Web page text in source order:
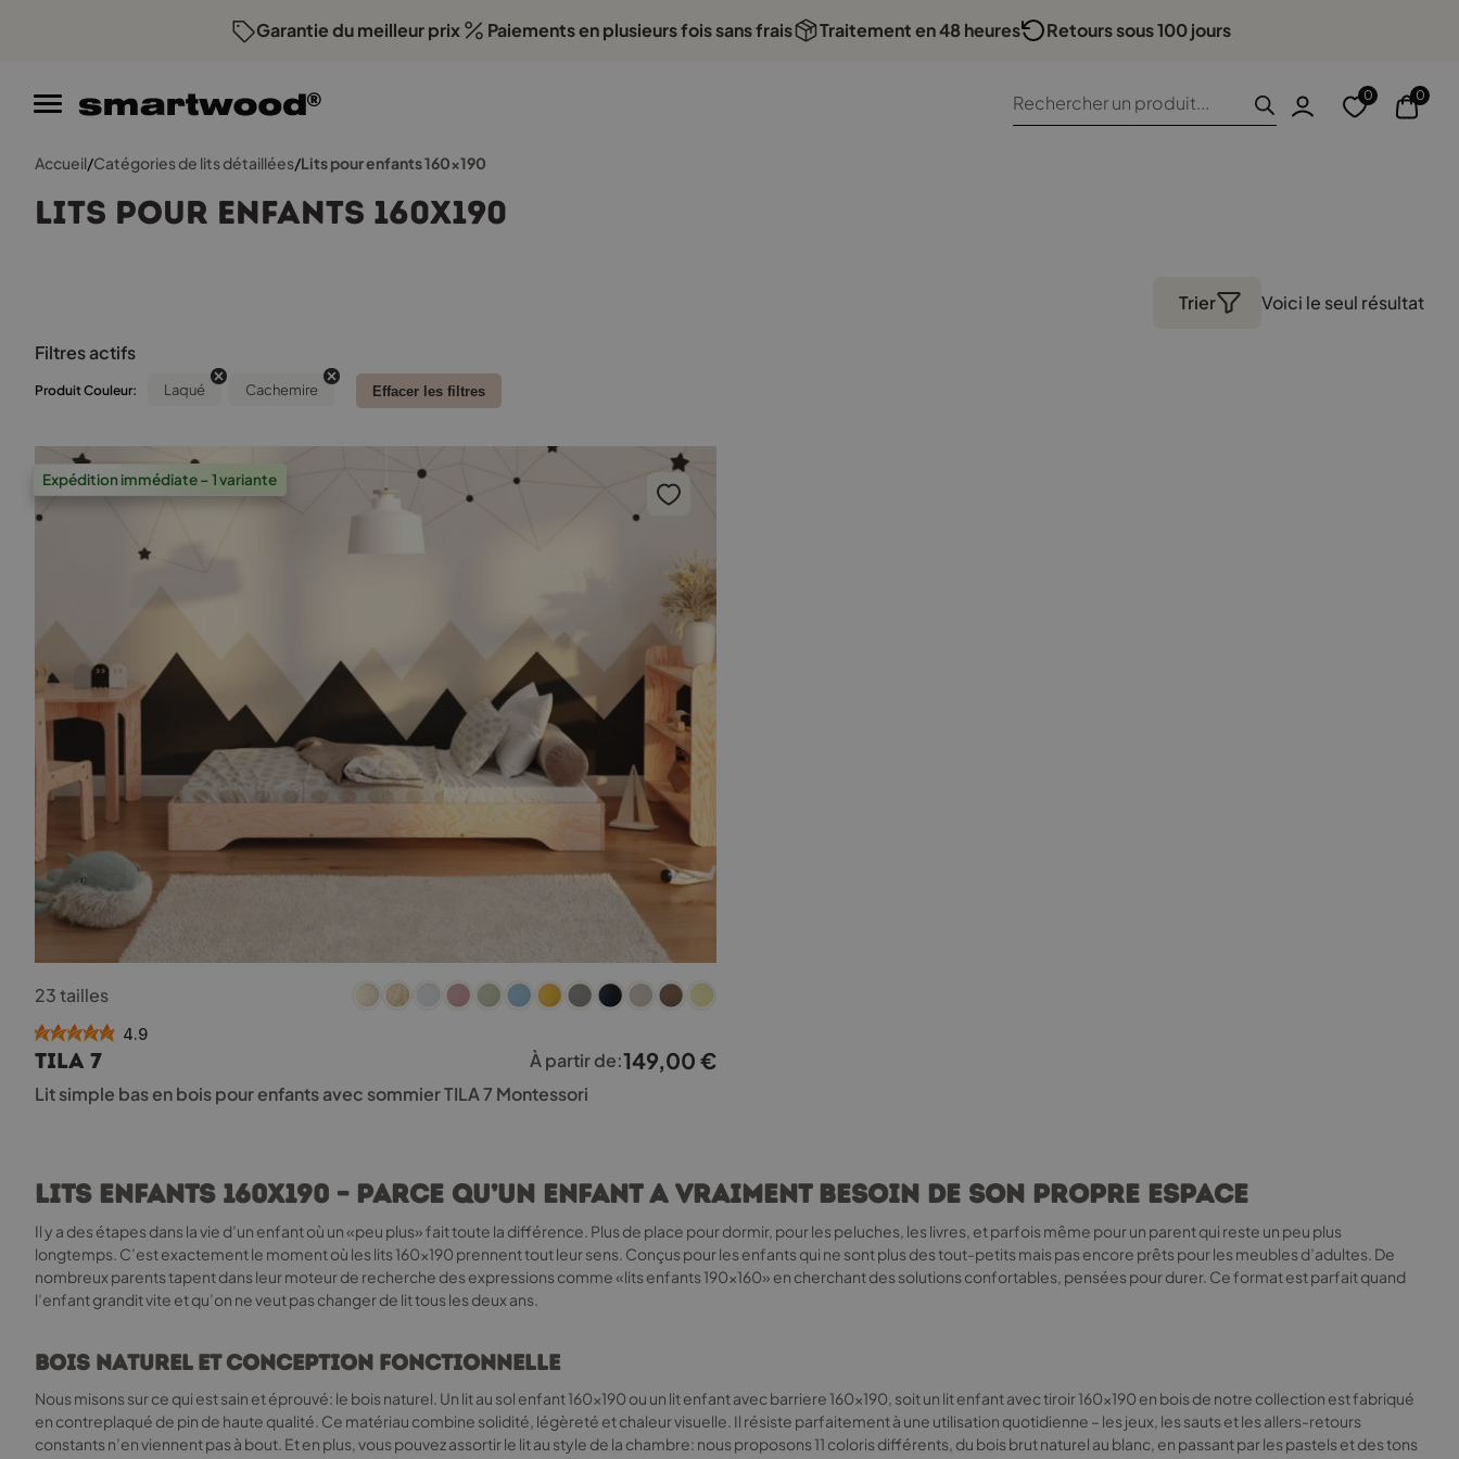
Garantie du meilleur prix Paiements en plusieurs fois sans frais Traitement en 48 heures Retours sous 100 jours
Recherche
de
produits
0 0
Accueil/Catégories de lits détaillées/Lits pour enfants 160x190
Lits pour enfants 160x190
Trier Voici le seul résultat
Filtres actifs
Produit Couleur: Laqué Cachemire Effacer les filtres
Expédition immédiate – 1 variante
produit
a
plusieurs
variations.
Les
options
choisies
sur
la
page
du
produit
23 tailles
4.9
TILA 7 À partir de:149,00 €
Lit simple bas en bois pour enfants avec sommier TILA 7 Montessori
Lits enfants 160x190 – parce qu’un enfant a vraiment besoin de son propre espace
Il y a des étapes dans la vie d’un enfant où un «peu plus» fait toute la différence. Plus de place pour dormir, pour les peluches, les livres, et parfois même pour un parent qui reste un peu plus
longtemps. C’est exactement le moment où les lits 160x190 prennent tout leur sens. Conçus pour les enfants qui ne sont plus des tout-petits mais pas encore prêts pour les meubles d’adultes. De
nombreux parents tapent dans leur moteur de recherche des expressions comme «lits enfants 190x160» en cherchant des solutions confortables, pensées pour durer. Ce format est parfait quand
l’enfant grandit vite et qu’on ne veut pas changer de lit tous les deux ans.
Bois naturel et conception fonctionnelle
Nous misons sur ce qui est sain et éprouvé: le bois naturel. Un lit au sol enfant 160x190 ou un lit enfant avec barriere 160x190, soit un lit enfant avec tiroir 160x190 en bois de notre collection est fabriqué
en contreplaqué de pin de haute qualité. Ce matériau combine solidité, légèreté et chaleur visuelle. Il résiste parfaitement à une utilisation quotidienne – les jeux, les sauts et les allers-retours
constants n’en viennent pas à bout. Et en plus, vous pouvez assortir le lit au style de la chambre: nous proposons 11 coloris différents, du bois brut naturel au blanc, en passant par les pastels et des tons